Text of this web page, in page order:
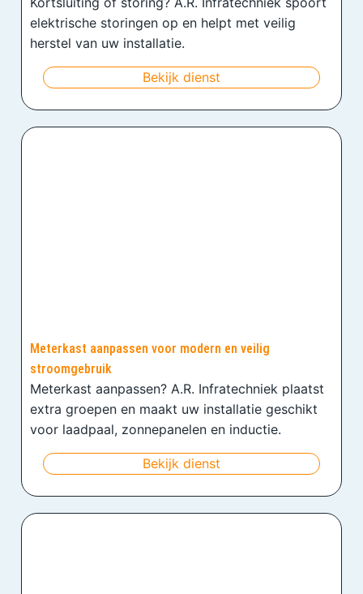
elektrische storingen op en helpt met veilig
herstel van uw installatie.
Bekijk dienst
Meterkast aanpassen voor modern en veilig
stroomgebruik
Meterkast aanpassen? A.R. Infratechniek plaatst
extra groepen en maakt uw installatie geschikt
voor laadpaal, zonnepanelen en inductie.
Bekijk dienst